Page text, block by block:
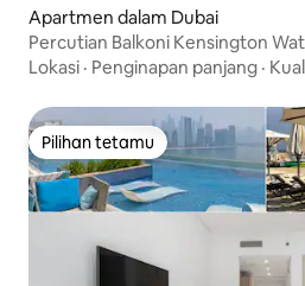
Apartmen dalam Dubai
Percutian Balkoni Kensington
Bandar
Lokasi · Penginapan panjang ·
Pilihan tetamu
Pilihan tetamu